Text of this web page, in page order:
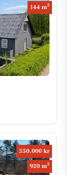
144 m2
550.000 kr
920 m2